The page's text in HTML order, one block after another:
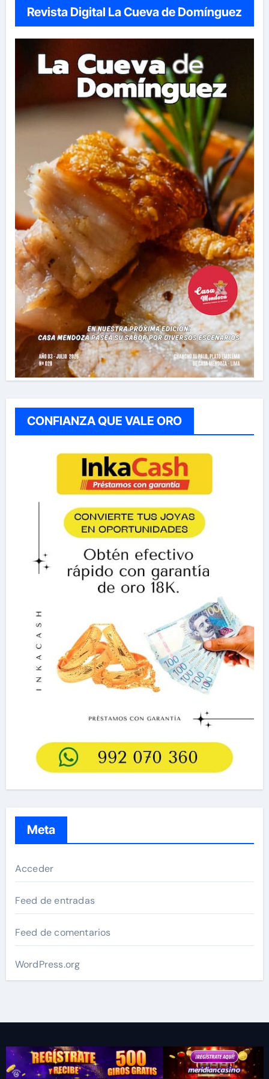
Revista Digital La Cueva de Domínguez
CONFIANZA QUE VALE ORO
Meta
Acceder
Feed de entradas
Feed de comentarios
WordPress.org